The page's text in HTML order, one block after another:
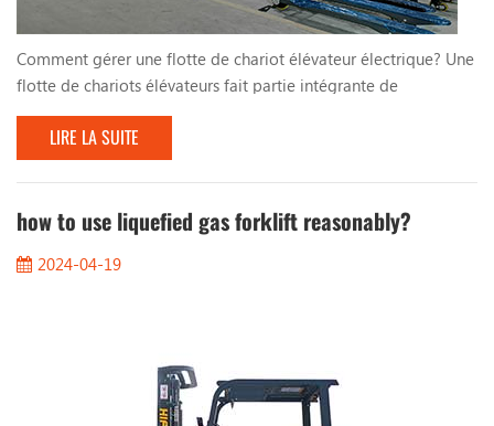
Comment gérer une flotte de chariot élévateur électrique? Une
flotte de chariots élévateurs fait partie intégrante de
l'inventaire des actifs de toute entreprise, en particulier les
chariots élévateurs électriques. Ils utilisent des batteries au
plomb ou des batteries au lithium, qui sont plus efficaces et
plus respectueuses de l'environnement que les chariots
élévateurs à carburant traditionnels....
LIRE LA SUITE
how to use liquefied gas forklift reasonably?
2024-04-19